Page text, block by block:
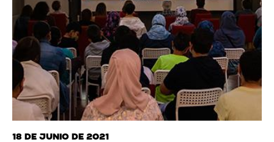
18 de junio de 2021